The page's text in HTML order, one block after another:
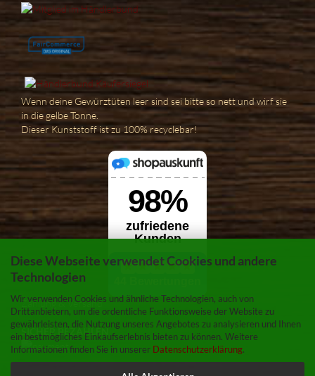
Diese Webseite verwendet Cookies und andere
Technologien
Wir verwenden Cookies und ähnliche Technologien, auch von
Drittanbietern, um die ordentliche Funktionsweise der Website zu
gewährleisten, die Nutzung unseres Angebotes zu analysieren und Ihnen
ein bestmögliches Einkaufserlebnis bieten zu können. Weitere
Informationen finden Sie in unserer Datenschutzerklärung.
Wenn deine Gewürztüten leer sind sei bitte so nett und wirf sie
in die gelbe Tonne.
Dieser Kunststoff ist zu 100% recyclebar!
Zahlung & Versand
SICHER BEZAHLEN